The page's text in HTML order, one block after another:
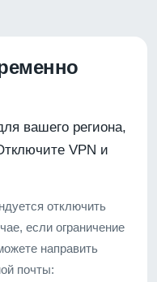
вашего региона,
VPN и
отключить
если ограничение
направить
почты: